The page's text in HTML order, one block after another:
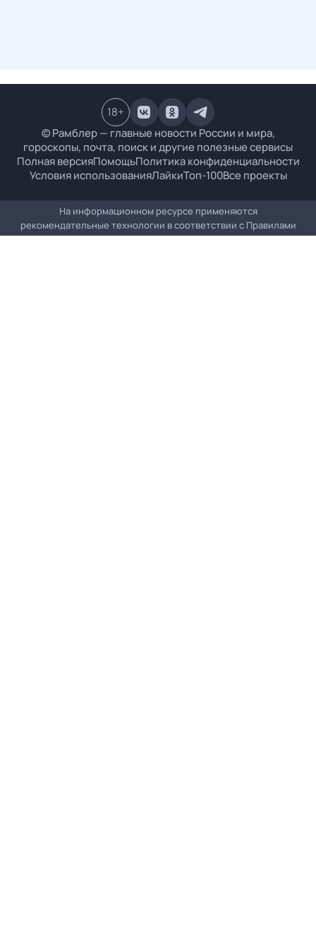
© Рамблер — главные новости России и мира,
гороскопы, почта, поиск и другие полезные сервисы
Полная версияПомощьПолитика конфиденциальности
Условия использованияЛайкиТоп-100Все проекты
18+
На информационном ресурсе применяются
рекомендательные технологии в соответствии с Правилами